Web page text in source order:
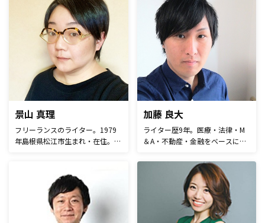
を務めています。 ferret編集部時
代は、ソーシャルメディアマーケ
ティング、ライティング、イベン
ト施策などを担当。 その後、1個
からオリジナルグッズを作れる
ECサービス「Canvath」を担当
し、2018年3月にGMOペパボヘ
事業譲渡しました。 労務系スタ
ートアップのメディアでは、社労
担当。 ローカルメディア等にて
編集長経験もあります。
景山 真理
フリーランスのライター。1979
年島根県松江市生まれ・在住。
への勤務経験あり。得意分野は
ECのセールスメルマガ、コンテ
ンツマーケティング、働き方
×DXなど。
加藤 良大
ライター歴9年。医療・法律・M
＆A・不動産・金融をベースに、
サルタントとして、多くの企業の
WEB集客に携わってきた。合計
取引数300社以上。執筆本数
16,000本以上。